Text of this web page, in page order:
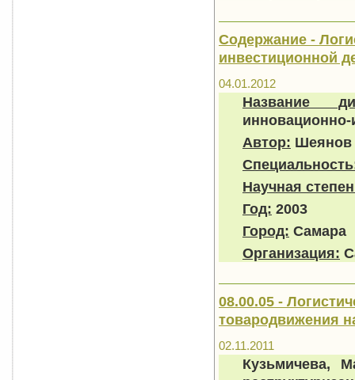
Содержание -
инвестиционной
04.01.2012
Название
инновационно-
Автор: Шеянов
Научная
Год: 2003
Город: Самара
Организация:
08.00.05 -
товародвижения
02.11.2011
Кузьмичева,